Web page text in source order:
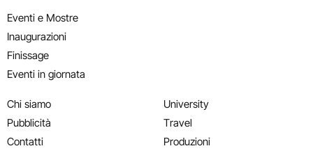
Eventi e Mostre
Inaugurazioni
Finissage
Eventi in giornata
Chi siamo
Pubblicità
Contatti
University
Travel
Produzioni